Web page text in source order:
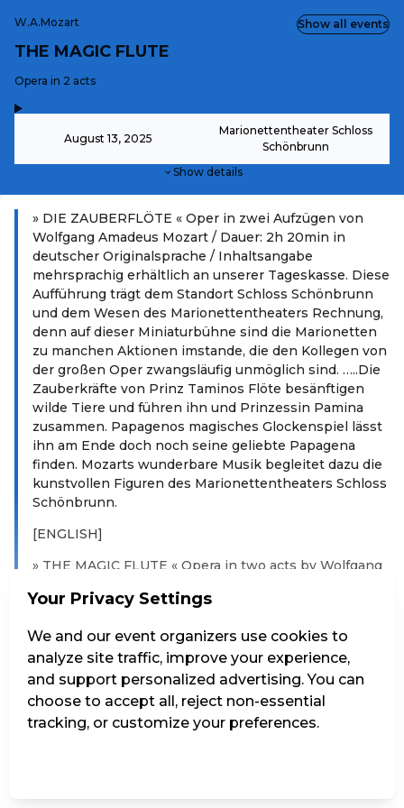
W.A.Mozart
THE MAGIC FLUTE
-
Opera in 2 acts
August 13, 2025
Marionettentheater Schloss
Schönbrunn
Show details
Show all events
» DIE ZAUBERFLÖTE « Oper in zwei Aufzügen von
Wolfgang Amadeus Mozart / Dauer: 2h 20min in
deutscher Originalsprache / Inhaltsangabe
mehrsprachig erhältlich an unserer Tageskasse. Diese
Aufführung trägt dem Standort Schloss Schönbrunn
und dem Wesen des Marionettentheaters Rechnung,
denn auf dieser Miniaturbühne sind die Marionetten
zu manchen Aktionen imstande, die den Kollegen von
der großen Oper zwangsläufig unmöglich sind. …..Die
Zauberkräfte von Prinz Taminos Flöte besänftigen
wilde Tiere und führen ihn und Prinzessin Pamina
zusammen. Papagenos magisches Glockenspiel lässt
ihn am Ende doch noch seine geliebte Papagena
finden. Mozarts wunderbare Musik begleitet dazu die
kunstvollen Figuren des Marionettentheaters Schloss
Schönbrunn.
[ENGLISH]
» THE MAGIC FLUTE « Opera in two acts by Wolfgang
adapted to the location and to the possibilities by
perform one or two which are beyond the capabilities
of their human counterparts in the opera. …..The
magical powers of Prince Tamino's flute soothe wild
animals and bring him and Princess Pamina together.
In the end, Papageno's magic chimes let him find his
beloved Papagena. Mozart's wonderful music
Your Privacy Settings
We and our event organizers use cookies to
analyze site traffic, improve your experience,
and support personalized advertising. You can
choose to accept all, reject non-essential
tracking, or customize your preferences.